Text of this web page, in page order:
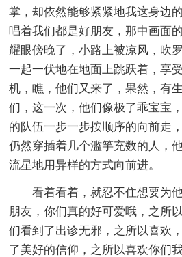
掌，却依然能够紧紧地我这身边
唱着我们都是好朋友，那中画面
耀眼傍晚了，小路上被凉风，吹
一起一伏地在地面上跳跃着，享
机，瞧，他们又来了，果然，有
们，这一次，他们像极了乖宝宝
的队伍一步一步按顺序的向前走
仍然穿插着几个滥竽充数的人，
流星地用异样的方式向前进。
看着看着，就忍不住想要为
朋友，你们真的好可爱哦，之所
们看到了出诊无邪，之所以喜欢
了美好的信仰，之所以喜欢你们